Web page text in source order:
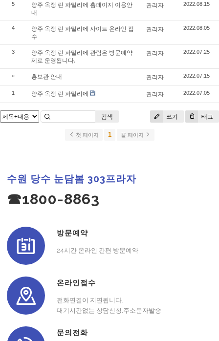
5
양주 옥정 린 파밀리에 홈페이지 이용안
내
관리자 2022.08.15
4
양주 옥정 린 파밀리에 사이트 온라인 접
수
관리자 2022.08.05
3
양주 옥정 린 파밀리에 관람은 방문예약
제로 운영됩니다.
관리자 2022.07.25
» 홍보관 안내 관리자 2022.07.15
1 양주 옥정 린 파밀리에 관리자 2022.07.05
쓰기 태그
검색
첫 페이지 1 끝 페이지
수원 당수 눈담봄 303프라자
☎1800-8863
방문예약
24시간 온라인 간편 방문예약
온라인접수
전화연결이 지연됩니다.
대기시간없는 상담신청,주소문자발송
문의전화